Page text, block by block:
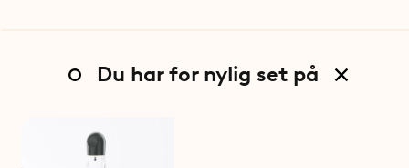
Du har for nylig set på